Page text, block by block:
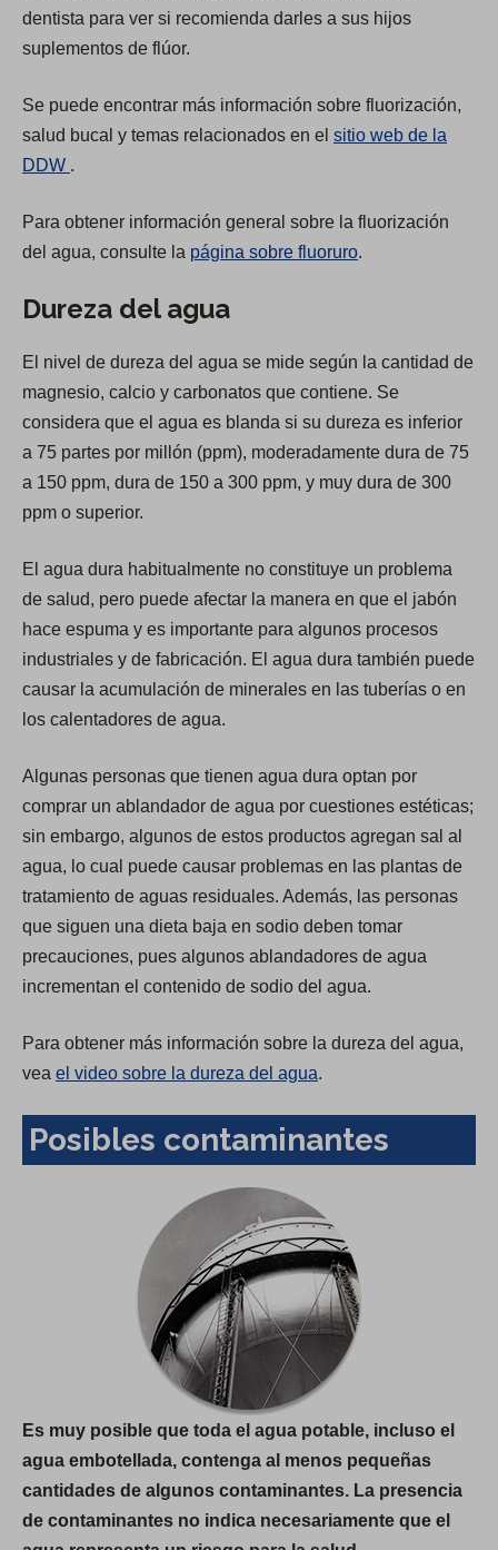
dentista para ver si recomienda darles a sus hijos
suplementos de flúor.
Se puede encontrar más información sobre fluorización,
salud bucal y temas relacionados en el sitio web de la
DDW
p
e
s
n
a
n
e
w
.
Para obtener información general sobre la fluorización
del agua, consulte la página sobre fluoruro.
Dureza del agua
El nivel de dureza del agua se mide según la cantidad de
magnesio, calcio y carbonatos que contiene. Se
considera que el agua es blanda si su dureza es inferior
a 75 partes por millón (ppm), moderadamente dura de 75
a 150 ppm, dura de 150 a 300 ppm, y muy dura de 300
ppm o superior.
El agua dura habitualmente no constituye un problema
de salud, pero puede afectar la manera en que el jabón
hace espuma y es importante para algunos procesos
industriales y de fabricación. El agua dura también puede
causar la acumulación de minerales en las tuberías o en
los calentadores de agua.
Algunas personas que tienen agua dura optan por
comprar un ablandador de agua por cuestiones estéticas;
sin embargo, algunos de estos productos agregan sal al
agua, lo cual puede causar problemas en las plantas de
tratamiento de aguas residuales. Además, las personas
que siguen una dieta baja en sodio deben tomar
precauciones, pues algunos ablandadores de agua
incrementan el contenido de sodio del agua.
Para obtener más información sobre la dureza del agua,
vea el video sobre la dureza del agua.
Posibles contaminantes
Es muy posible que toda el agua potable, incluso el
agua embotellada, contenga al menos pequeñas
cantidades de algunos contaminantes. La presencia
de contaminantes no indica necesariamente que el